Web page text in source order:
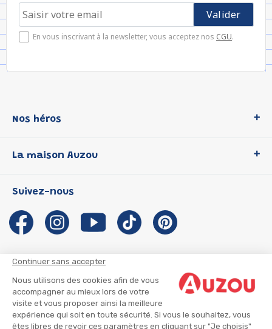
Continuer sans accepter
Nous utilisons des cookies afin de vous
accompagner au mieux lors de votre
visite et vous proposer ainsi la meilleure
expérience qui soit en toute sécurité. Si vous le souhaitez, vous
êtes libres de revoir ces paramètres en cliquant sur "Je choisis"
En vous inscrivant à la newsletter, vous acceptez nos CGU.
Nos héros
P'tit Loup
Les Influenceuses
Migali
Petite Taupe
La maison Auzou
Notre histoire
Auzou s'engage
Auteurs et illustrateurs Auzou
Suivre mon colis
Infos consommateur
Suivez-nous
CGU
CGV
Mentions légales